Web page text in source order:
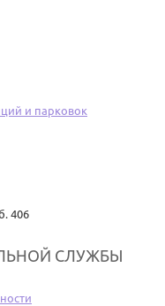
и парковок
406
СЛУЖБЫ